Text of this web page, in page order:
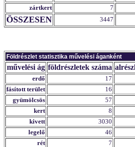
zártkert
7
ÖSSZESEN 3447
Földrészlet statisztika művelési áganként
művelési ág földrészletek száma
erdő 17
fásított terület
16
gyümölcsös
57
kert
8
kivett
3030
legelő
46
rét
7